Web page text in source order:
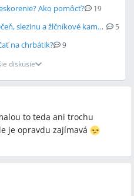
Ako pomôcť? 19
Môžem cvičiť, keď mám chorú pečeň, slezinu a žlčníkové kamene? 5
na chrbátik?
9
diskusie
to teda ani trochu
je opravdu zajímavá